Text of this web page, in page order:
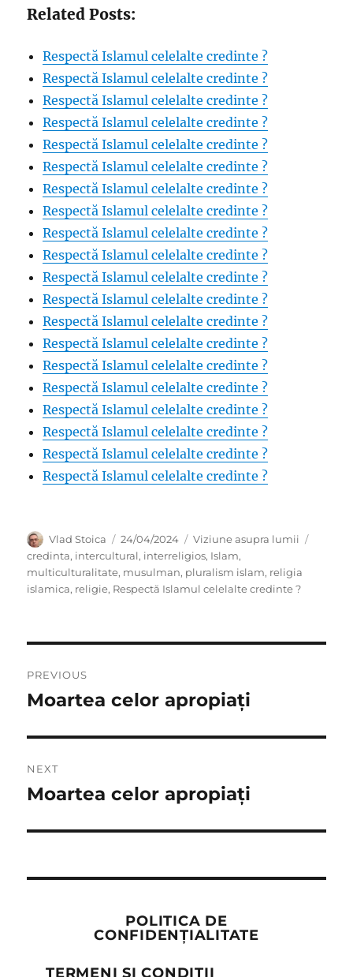
Related Posts:
Respectă Islamul celelalte credinte ?
Respectă Islamul celelalte credinte ?
Respectă Islamul celelalte credinte ?
Respectă Islamul celelalte credinte ?
Respectă Islamul celelalte credinte ?
Respectă Islamul celelalte credinte ?
Respectă Islamul celelalte credinte ?
Respectă Islamul celelalte credinte ?
Respectă Islamul celelalte credinte ?
Respectă Islamul celelalte credinte ?
Respectă Islamul celelalte credinte ?
Respectă Islamul celelalte credinte ?
Respectă Islamul celelalte credinte ?
Respectă Islamul celelalte credinte ?
Respectă Islamul celelalte credinte ?
Respectă Islamul celelalte credinte ?
Respectă Islamul celelalte credinte ?
Respectă Islamul celelalte credinte ?
Respectă Islamul celelalte credinte ?
Respectă Islamul celelalte credinte ?
Author
Vlad Stoica
Posted
on
24/04/2024 Categories
Viziune asupra lumii
credinta, intercultural, interreligios, Islam,
multiculturalitate, musulman, pluralism islam, religia
islamica, religie, Respectă Islamul celelalte credinte ?
navigation
PREVIOUS
Previous
Moartea celor apropiați
NEXT
Next
Moartea celor apropiați
POLITICA DE
CONFIDENȚIALITATE
TERMENI ȘI CONDIȚII